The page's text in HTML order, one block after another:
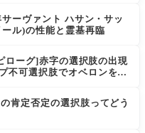
サーヴァント ハサン・サッ
ル)の性能と霊基再臨
ローグ]赤字の選択肢の出現
不可選択肢でオベロンを疑
肯定否定の選択肢ってどう